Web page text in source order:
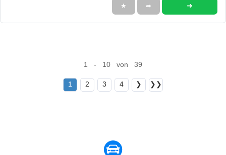
★ ➦ ➜
1 - 10 von 39
1 2 3 4 ❯ ❯❯